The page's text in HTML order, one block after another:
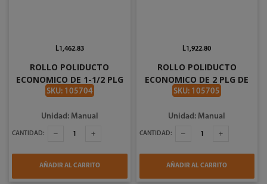
ROLLO POLIDUCTO
ECONOMICO DE 1-1/2 PLG
DE 55 YDS
SKU: 105704
L1,462.83
Unidad: Manual
CANTIDAD:
AÑADIR AL CARRITO
ROLLO POLIDUCTO
ECONOMICO DE 2 PLG DE
55 YDS
SKU: 105705
L1,922.80
Unidad: Manual
CANTIDAD:
AÑADIR AL CARRITO